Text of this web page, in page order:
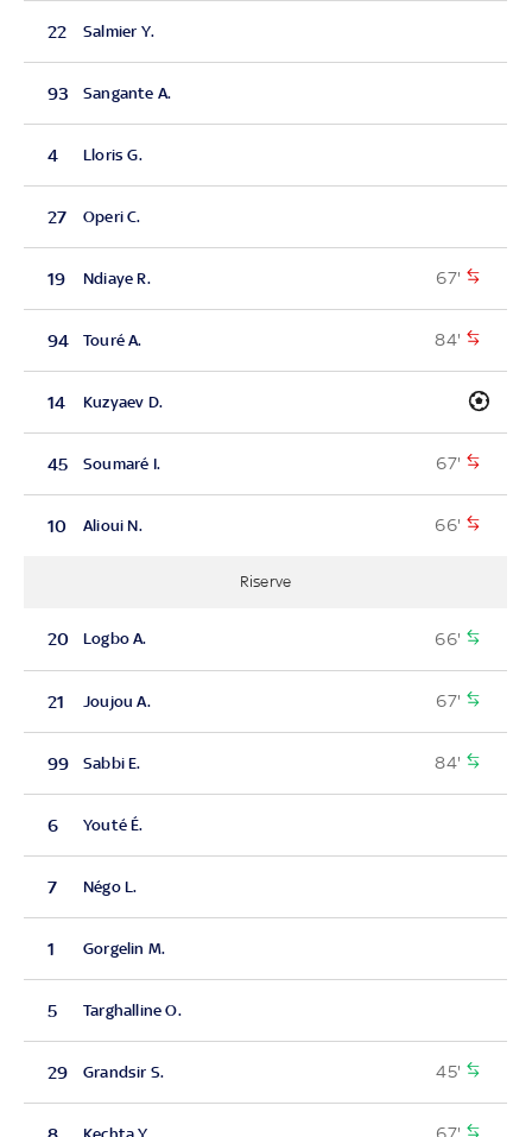
22 Salmier Y.
93 Sangante A.
4 Lloris G.
27 Operi C.
19 Ndiaye R. 67'
94 Touré A. 84'
14 Kuzyaev D.
45 Soumaré I. 67'
10 Alioui N. 66'
Riserve
20 Logbo A. 66'
21 Joujou A. 67'
99 Sabbi E. 84'
6 Youté É.
7 Négo L.
1 Gorgelin M.
5 Targhalline O.
29 Grandsir S. 45'
67'